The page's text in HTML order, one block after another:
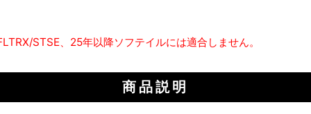
STSE、25年以降ソフテイルには適合しません。
商品説明